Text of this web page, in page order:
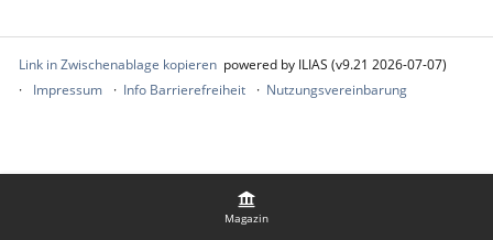
Magazin
Link in Zwischenablage kopieren powered by ILIAS (v9.21 2026-07-07)
Impressum
Info Barrierefreiheit Nutzungsvereinbarung